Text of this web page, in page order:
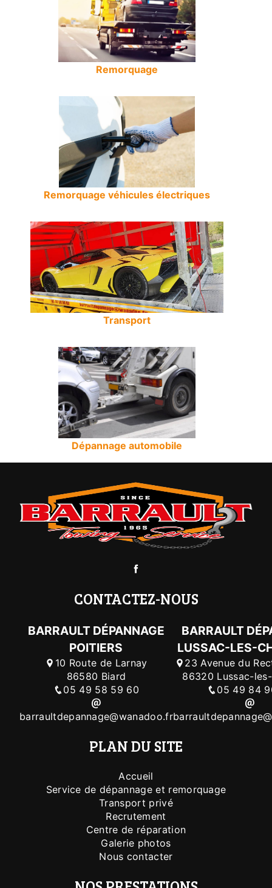
Remorquage
Remorquage véhicules électriques
Transport
Dépannage automobile
CONTACTEZ-NOUS
BARRAULT DÉPANNAGE
POITIERS
10 Route de Larnay
86580 Biard
05 49 58 59 60
barraultdepannage@wanadoo.fr
BARRAULT
LUSSAC-LES-
23 Avenue du
86320 Lussac-
05 49 84
PLAN DU SITE
Accueil
Service de dépannage et remorquage
Transport privé
Recrutement
Centre de réparation
Galerie photos
Nous contacter